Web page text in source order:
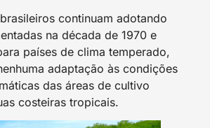
continuam adotando
na década de 1970 e
países de clima temperado,
adaptação às condições
das áreas de cultivo
costeiras tropicais.